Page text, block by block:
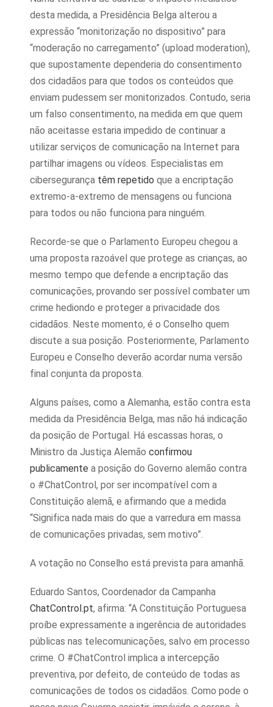
desta medida, a Presidência Belga alterou a
expressão “monitorização no dispositivo” para
“moderação no carregamento” (upload moderation),
que supostamente dependeria do consentimento
dos cidadãos para que todos os conteúdos que
enviam pudessem ser monitorizados. Contudo, seria
um falso consentimento, na medida em que quem
não aceitasse estaria impedido de continuar a
utilizar serviços de comunicação na Internet para
partilhar imagens ou vídeos. Especialistas em
cibersegurança têm repetido que a encriptação
extremo-a-extremo de mensagens ou funciona
para todos ou não funciona para ninguém.
Recorde-se que o Parlamento Europeu chegou a
uma proposta razoável que protege as crianças, ao
mesmo tempo que defende a encriptação das
comunicações, provando ser possível combater um
crime hediondo e proteger a privacidade dos
cidadãos. Neste momento, é o Conselho quem
discute a sua posição. Posteriormente, Parlamento
Europeu e Conselho deverão acordar numa versão
final conjunta da proposta.
Alguns países, como a Alemanha, estão contra esta
medida da Presidência Belga, mas não há indicação
da posição de Portugal. Há escassas horas, o
Ministro da Justiça Alemão confirmou
publicamente a posição do Governo alemão contra
o #ChatControl, por ser incompatível com a
Constituição alemã, e afirmando que a medida
“Significa nada mais do que a varredura em massa
de comunicações privadas, sem motivo”.
A votação no Conselho está prevista para amanhã.
Eduardo Santos, Coordenador da Campanha
ChatControl.pt, afirma: “A Constituição Portuguesa
proíbe expressamente a ingerência de autoridades
públicas nas telecomunicações, salvo em processo
crime. O #ChatControl implica a intercepção
preventiva, por defeito, de conteúdo de todas as
comunicações de todos os cidadãos. Como pode o